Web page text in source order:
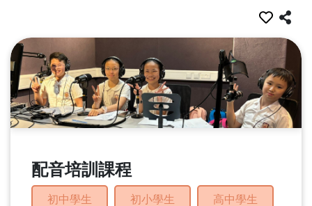
資
訊
關
於
我
配音培訓課程
初中學生 初小學生 高中學生